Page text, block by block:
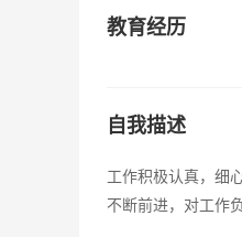
教育经历
自我描述
工作积极认真，细
不断前进，对工作